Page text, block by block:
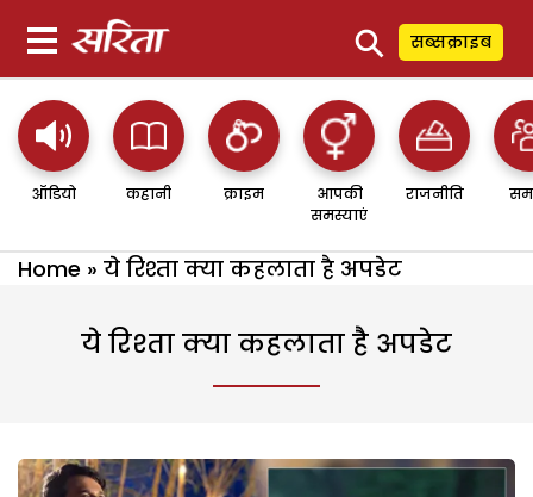
⚲ सब्सक्राइब
ऑडियो कहानी क्राइम
आपकी
समस्याएं
राजनीति
Home » ये रिश्ता क्या कहलाता है अपडेट
ये रिश्ता क्या कहलाता है अपडेट